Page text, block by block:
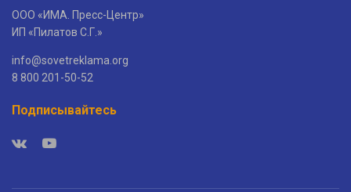
ООО «ИМА. Пресс-Центр»
ИП «Пилатов С.Г.»
info@sovetreklama.org
8 800 201-50-52
Подписывайтесь